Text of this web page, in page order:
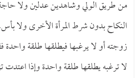
من طريق الولي وشاهدين عدلين ولا
النكاح بدون شرط المرأة الأخرى ولا
زوجته أو لا يرغبها فيطلقها طلقة واحدة
لا ترغبه يطلقها طلقة واحدة وإذا